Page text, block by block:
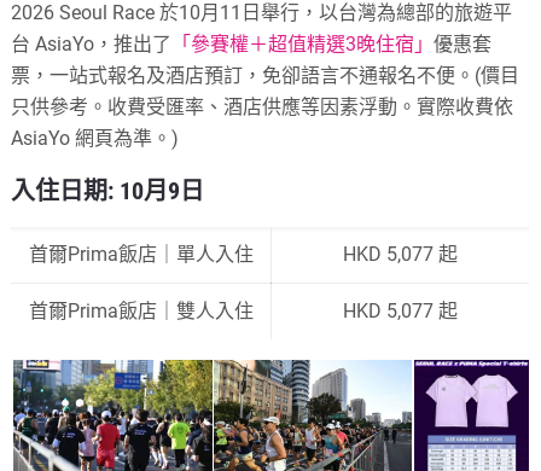
2026 Seoul Race 於10月11日舉行，以台灣為總部的旅遊平
台 AsiaYo，推出了
「參賽權＋超值精選3晚住宿」優惠套
票，一站式報名及酒店預訂，免卻語言不通報名不便。(價目
只供參考。收費受匯率、酒店供應等因素浮動。實際收費依
AsiaYo 網頁為準。)
入住日期: 10月9日
首爾Prima飯店｜單人入住 HKD 5,077 起
首爾Prima飯店｜雙人入住 HKD 5,077 起